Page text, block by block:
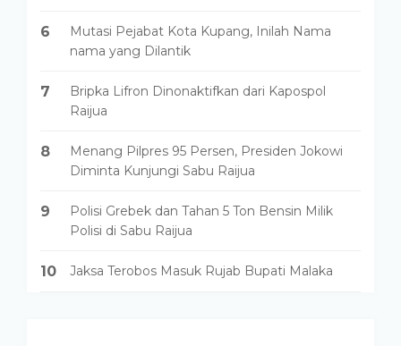
6
Mutasi Pejabat Kota Kupang, Inilah Nama
nama yang Dilantik
7
Bripka Lifron Dinonaktifkan dari Kapospol
Raijua
8
Menang Pilpres 95 Persen, Presiden Jokowi
Diminta Kunjungi Sabu Raijua
9
Polisi Grebek dan Tahan 5 Ton Bensin Milik
Polisi di Sabu Raijua
10 Jaksa Terobos Masuk Rujab Bupati Malaka